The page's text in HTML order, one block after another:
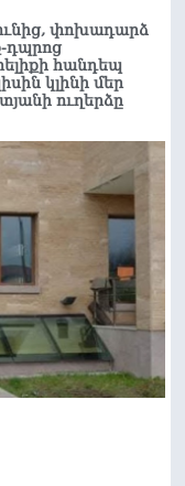
փոխադարձ
դպրոց
հանդեպ
կլինի մեր
ուղերձը